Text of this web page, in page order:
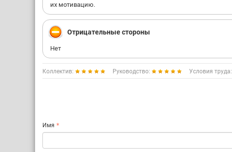
их мотивацию.
Отрицательные стороны
Нет
Коллектив: Руководство: Условия труда:
Имя